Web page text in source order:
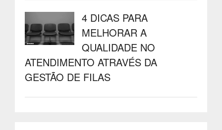
4 DICAS PARA
MELHORAR A
QUALIDADE NO
ATENDIMENTO ATRAVÉS DA
GESTÃO DE FILAS